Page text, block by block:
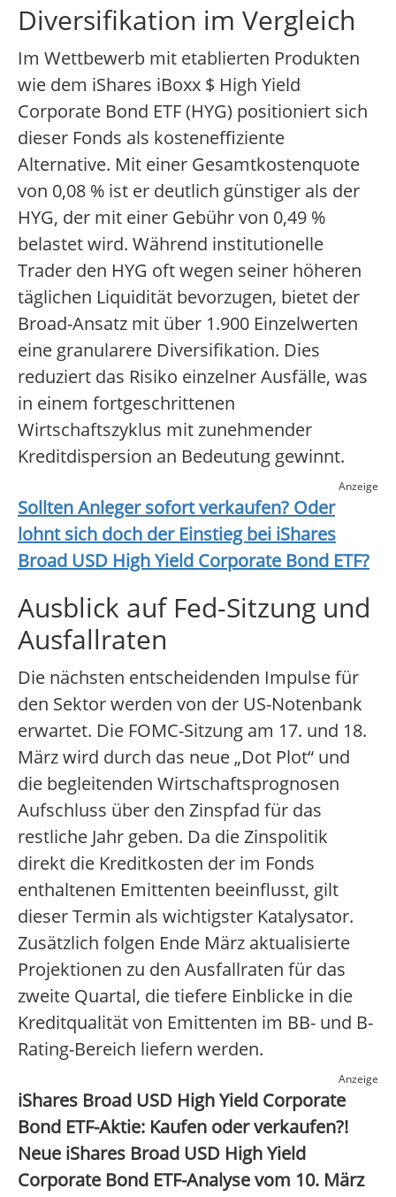
Diversifikation im Vergleich
Im Wettbewerb mit etablierten Produkten
wie dem iShares iBoxx $ High Yield
Corporate Bond ETF (HYG) positioniert sich
dieser Fonds als kosteneffiziente
Alternative. Mit einer Gesamtkostenquote
von 0,08 % ist er deutlich günstiger als der
HYG, der mit einer Gebühr von 0,49 %
belastet wird. Während institutionelle
Trader den HYG oft wegen seiner höheren
täglichen Liquidität bevorzugen, bietet der
Broad-Ansatz mit über 1.900 Einzelwerten
eine granularere Diversifikation. Dies
reduziert das Risiko einzelner Ausfälle, was
in einem fortgeschrittenen
Wirtschaftszyklus mit zunehmender
Kreditdispersion an Bedeutung gewinnt.
Anzeige
Sollten Anleger sofort verkaufen? Oder
lohnt sich doch der Einstieg bei iShares
Broad USD High Yield Corporate Bond ETF?
Ausblick auf Fed-Sitzung und
Ausfallraten
Die nächsten entscheidenden Impulse für
den Sektor werden von der US-Notenbank
erwartet. Die FOMC-Sitzung am 17. und 18.
März wird durch das neue „Dot Plot“ und
die begleitenden Wirtschaftsprognosen
Aufschluss über den Zinspfad für das
restliche Jahr geben. Da die Zinspolitik
direkt die Kreditkosten der im Fonds
enthaltenen Emittenten beeinflusst, gilt
dieser Termin als wichtigster Katalysator.
Zusätzlich folgen Ende März aktualisierte
Projektionen zu den Ausfallraten für das
zweite Quartal, die tiefere Einblicke in die
Kreditqualität von Emittenten im BB- und B-
Rating-Bereich liefern werden.
Anzeige
iShares Broad USD High Yield Corporate
Bond ETF-Aktie: Kaufen oder verkaufen?!
Neue iShares Broad USD High Yield
Corporate Bond ETF-Analyse vom 10. März